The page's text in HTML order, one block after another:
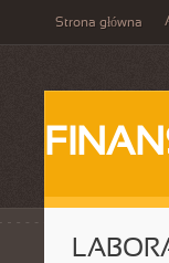
Strona główna